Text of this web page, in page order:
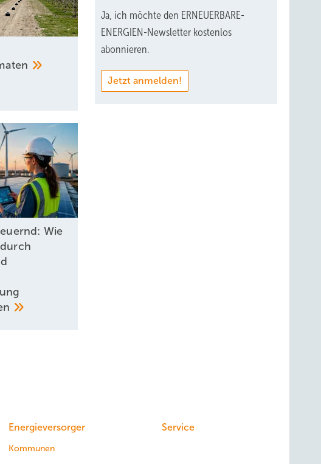
Wie
Ja, ich möchte den ERNEUERBARE-
ENERGIEN-Newsletter kostenlos
abonnieren.
Jetzt anmelden!
Energieversorger
Kommunen
Service